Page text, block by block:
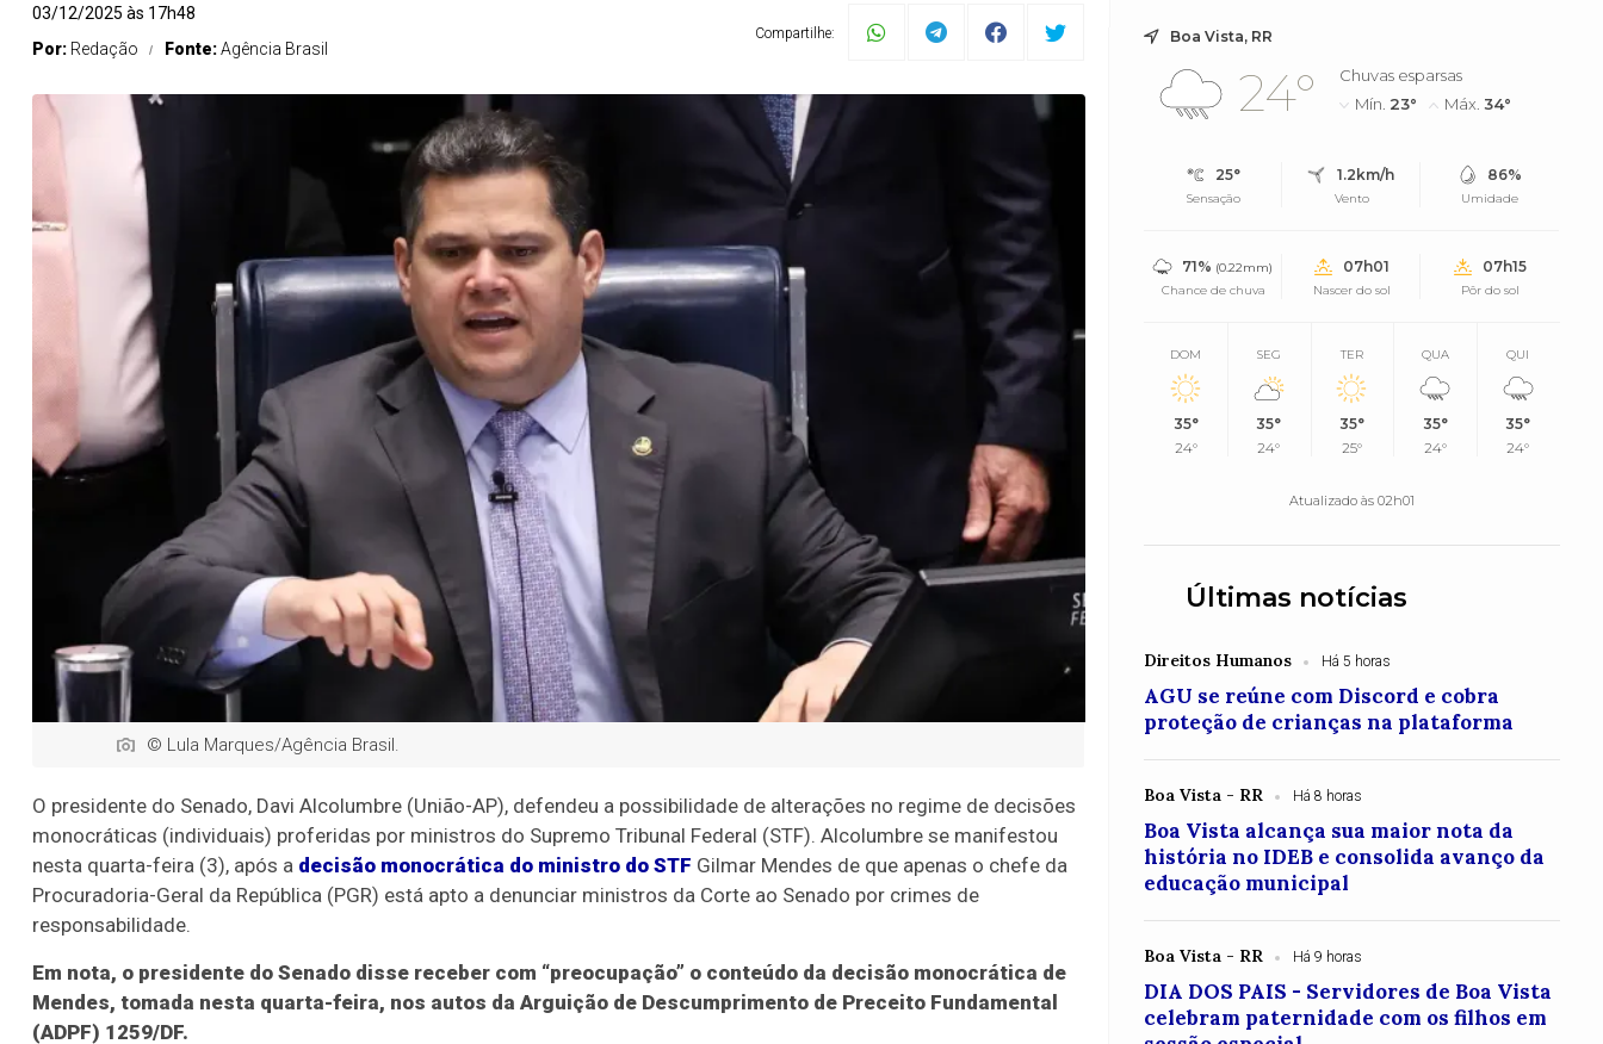
03/12/2025 às 17h48
Por: Redação Fonte:Agência Brasil
Compartilhe:
© Lula Marques/Agência Brasil.
O presidente do Senado, Davi Alcolumbre (União-AP), defendeu a possibilidade de alterações no regime de decisões
monocráticas (individuais) proferidas por ministros do Supremo Tribunal Federal (STF). Alcolumbre se manifestou
nesta quarta-feira (3), após a decisão monocrática do ministro do STF Gilmar Mendes de que apenas o chefe da
Procuradoria-Geral da República (PGR) está apto a denunciar ministros da Corte ao Senado por crimes de
responsabilidade.
Em nota, o presidente do Senado disse receber com “preocupação” o conteúdo da decisão monocrática de
Mendes, tomada nesta quarta-feira, nos autos da Arguição de Descumprimento de Preceito Fundamental
(ADPF) 1259/DF.
Boa Vista, RR
24°
Chuvas esparsas
Mín. 23° Máx.34°
25°
Sensação
1.2km/h
Vento
86%
Umidade
71% (0.22mm)
Chance de chuva
07h01
Nascer do sol
07h15
Pôr do sol
DOM
35°
24°
SEG
35°
24°
TER
35°
25°
QUA
35°
24°
QUI
35°
24°
Atualizado às 02h01
Últimas notícias
Direitos Humanos Há 5 horas
AGU se reúne com Discord e cobra
proteção de crianças na plataforma
Boa Vista - RR Há 8 horas
Boa Vista alcança sua maior nota da
história no IDEB e consolida avanço da
educação municipal
Boa Vista - RR Há 9 horas
DIA DOS PAIS - Servidores de Boa Vista
celebram paternidade com os filhos em